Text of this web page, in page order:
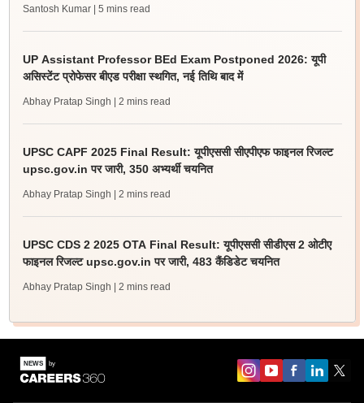
Santosh Kumar | 5 mins read
UP Assistant Professor BEd Exam Postponed 2026: यूपी
असिस्टेंट प्रोफेसर बीएड परीक्षा स्थगित, नई तिथि बाद में
Abhay Pratap Singh | 2 mins read
UPSC CAPF 2025 Final Result: यूपीएससी सीएपीएफ फाइनल रिजल्ट
upsc.gov.in पर जारी, 350 अभ्यर्थी चयनित
Abhay Pratap Singh | 2 mins read
UPSC CDS 2 2025 OTA Final Result: यूपीएससी सीडीएस 2 ओटीए
फाइनल रिजल्ट upsc.gov.in पर जारी, 483 कैंडिडेट चयनित
Abhay Pratap Singh | 2 mins read